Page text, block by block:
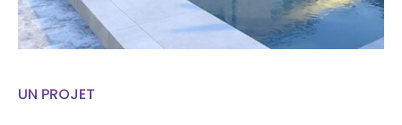
UN PROJET